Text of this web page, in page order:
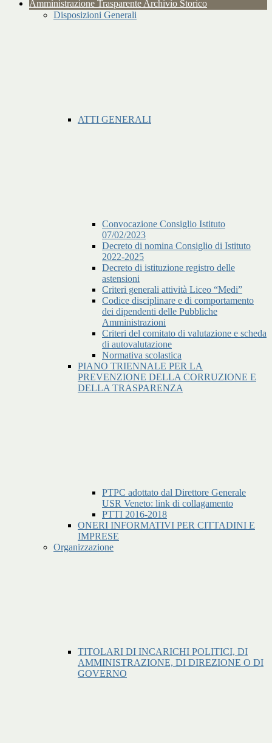
Amministrazione Trasparente Archivio Storico
Disposizioni Generali
ATTI GENERALI
Convocazione Consiglio Istituto
07/02/2023
Decreto di nomina Consiglio di Istituto
2022-2025
Decreto di istituzione registro delle
astensioni
Criteri generali attività Liceo “Medi”
Codice disciplinare e di comportamento
dei dipendenti delle Pubbliche
Amministrazioni
Criteri del comitato di valutazione e scheda
di autovalutazione
Normativa scolastica
PIANO TRIENNALE PER LA
PREVENZIONE DELLA CORRUZIONE E
DELLA TRASPARENZA
PTPC adottato dal Direttore Generale
USR Veneto: link di collagamento
PTTI 2016-2018
ONERI INFORMATIVI PER CITTADINI E
IMPRESE
Organizzazione
TITOLARI DI INCARICHI POLITICI, DI
AMMINISTRAZIONE, DI DIREZIONE O DI
GOVERNO